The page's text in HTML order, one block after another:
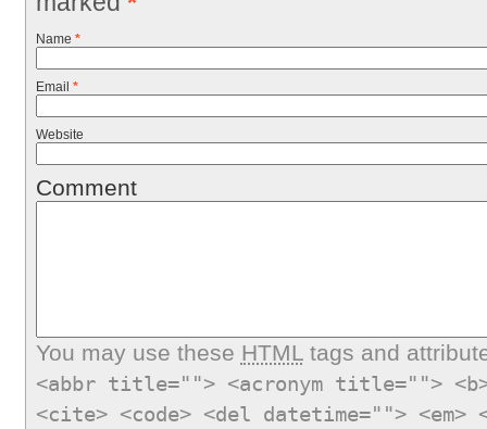
Name *
Email *
Website
Comment
You may use these HTMLtags and
<abbr title=""> <acronym title="">
<cite> <code> <del datetime="">